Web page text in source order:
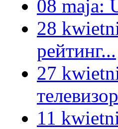
08 maja:
28
рейтинг...
27
11